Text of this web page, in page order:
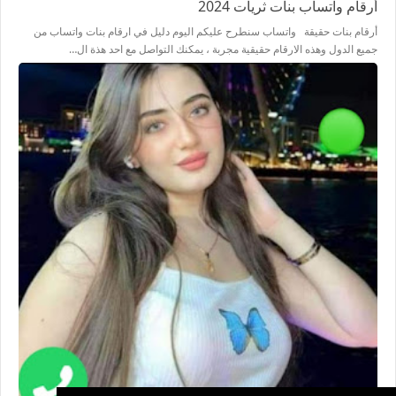
أرقام واتساب بنات ثريات 2024
أرقام بنات حقيقة واتساب سنطرح عليكم اليوم دليل في ارقام بنات واتساب من
جميع الدول وهذه الارقام حقيقية مجربة ، يمكنك التواصل مع احد هذة ال…